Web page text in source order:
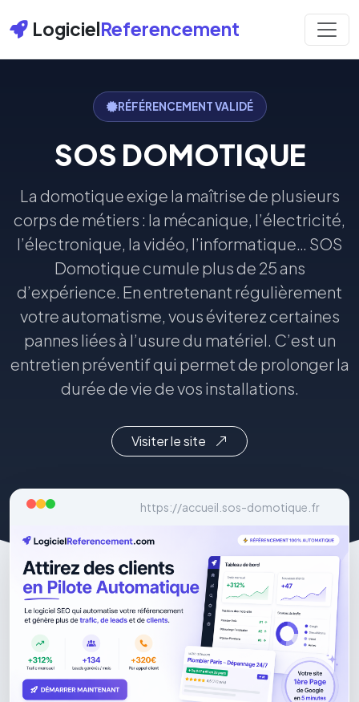
LogicielReferencement
RÉFÉRENCEMENT VALIDÉ
SOS DOMOTIQUE
La domotique exige la maîtrise de plusieurs
corps de métiers : la mécanique, l’électricité,
l’électronique, la vidéo, l’informatique… SOS
Domotique cumule plus de 25 ans
d’expérience. En entretenant régulièrement
votre automatisme, vous éviterez certaines
pannes liées à l’usure du matériel. C’est un
entretien préventif qui permet de prolonger la
durée de vie de vos installations.
Visiter le site
https://accueil.sos-domotique.fr